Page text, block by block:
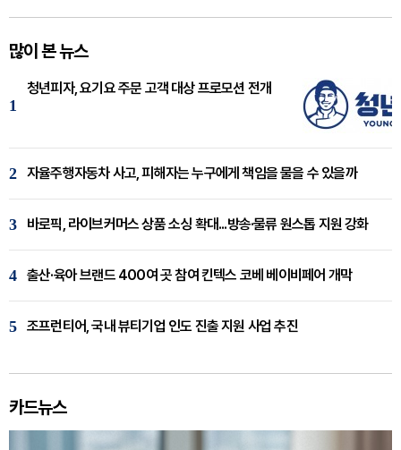
많이 본 뉴스
1
청년피자, 요기요 주문 고객 대상 프로모션 전개
2 자율주행자동차 사고, 피해자는 누구에게 책임을 물을 수 있을까
3 바로픽, 라이브커머스 상품 소싱 확대...방송·물류 원스톱 지원 강화
4 출산·육아 브랜드 400여 곳 참여 킨텍스 코베 베이비페어 개막
5 조프런티어, 국내 뷰티기업 인도 진출 지원 사업 추진
카드뉴스